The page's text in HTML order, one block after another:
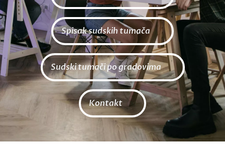
Spisak sudskih tumača
Sudski tumači po gradovima
Kontakt